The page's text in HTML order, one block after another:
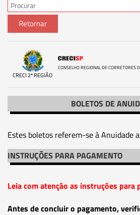
Retornar
CRECI 2ª REGIÃO
CONSELHO REGIONAL DE CORRETORES
BOLETOS DE
Estes boletos referem-se à Anuidade
INSTRUÇÕES PARA PAGAMENTO
Leia com atenção as instruções para
Antes de concluir o pagamento,